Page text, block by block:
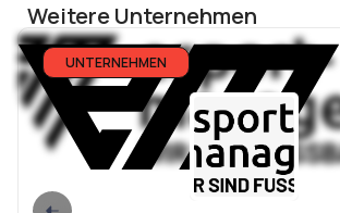
Weitere Unternehmen
UNTERNEHMEN